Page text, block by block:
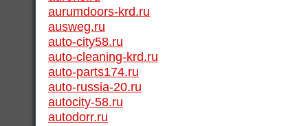
aurumdoors-krd.ru
ausweg.ru
auto-city58.ru
auto-cleaning-krd.ru
auto-parts174.ru
auto-russia-20.ru
autocity-58.ru
autodorr.ru